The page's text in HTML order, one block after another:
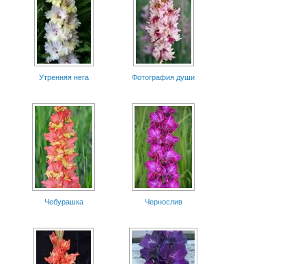
Утренняя нега Фотография души
Чебурашка Чернослив